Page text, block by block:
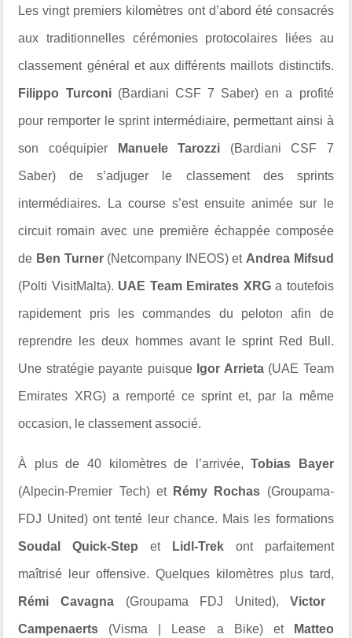
Les vingt premiers kilomètres ont d’abord été consacrés
aux traditionnelles cérémonies protocolaires liées au
classement général et aux différents maillots distinctifs.
Filippo Turconi (Bardiani CSF 7 Saber) en a profité
pour remporter le sprint intermédiaire, permettant ainsi à
son coéquipier Manuele Tarozzi (Bardiani CSF 7
Saber) de s’adjuger le classement des sprints
intermédiaires. La course s’est ensuite animée sur le
circuit romain avec une première échappée composée
de Ben Turner(Netcompany INEOS) et Andrea Mifsud
(Polti VisitMalta). UAE Team Emirates XRGa toutefois
rapidement pris les commandes du peloton afin de
reprendre les deux hommes avant le sprint Red Bull.
Une stratégie payante puisque Igor Arrieta(UAE Team
Emirates XRG) a remporté ce sprint et, par la même
occasion, le classement associé.
À plus de 40 kilomètres de l’arrivée,Tobias Bayer
(Alpecin-Premier Tech) et Rémy Rochas (Groupama-
FDJ United) ont tenté leur chance. Mais les formations
Soudal Quick-Step etLidl-Trek ont parfaitement
maîtrisé leur offensive. Quelques kilomètres plus tard,
Rémi Cavagna (Groupama FDJ United),Victor
Campenaerts (Visma | Lease a Bike) et Matteo